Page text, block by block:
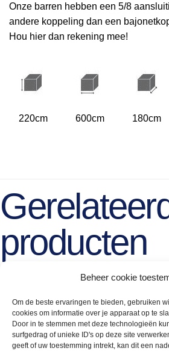
Beheer cookie
Om de beste ervaringen te bieden, gebruiken
cookies om informatie over je apparaat op te
Door in te stemmen met deze technologieën
surfgedrag of unieke ID's op deze site
geeft of uw toestemming intrekt, kan dit een
Onze barren hebben een 5/8
andere koppeling dan een
Hou hier dan rekening mee!
220cm 600cm 180cm
producten